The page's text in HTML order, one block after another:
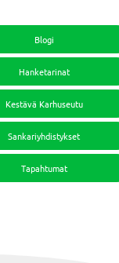
Blogi
Hanketarinat
Kestävä Karhuseutu
Sankariyhdistykset
Tapahtumat